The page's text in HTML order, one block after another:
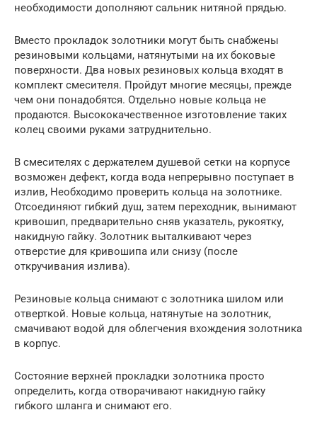
необходимости дополняют сальник нитяной прядью.
Вместо прокладок золотники могут быть снабжены
резиновыми кольцами, натянутыми на их боковые
поверхности. Два новых резиновых кольца входят в
комплект смесителя. Пройдут многие месяцы, прежде
чем они понадобятся. Отдельно новые кольца не
продаются. Высококачественное изготовление таких
колец своими руками затруднительно.
В смесителях с держателем душевой сетки на корпусе
возможен дефект, когда вода непрерывно поступает в
излив, Необходимо проверить кольца на золотнике.
Отсоединяют гибкий душ, затем переходник, вынимают
кривошип, предварительно сняв указатель, рукоятку,
накидную гайку. Золотник выталкивают через
отверстие для кривошипа или снизу (после
откручивания излива).
Резиновые кольца снимают с золотника шилом или
отверткой. Новые кольца, натянутые на золотник,
смачивают водой для облегчения вхождения золотника
в корпус.
Состояние верхней прокладки золотника просто
определить, когда отворачивают накидную гайку
гибкого шланга и снимают его.